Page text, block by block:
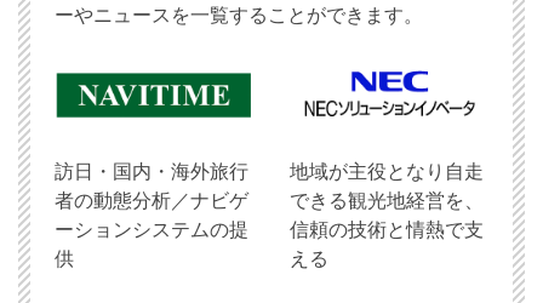
ーやニュースを一覧することができます。
訪日・国内・海外旅行
者の動態分析／ナビゲ
ーションシステムの提
供
地域が主役となり自走
できる観光地経営を、
信頼の技術と情熱で支
える